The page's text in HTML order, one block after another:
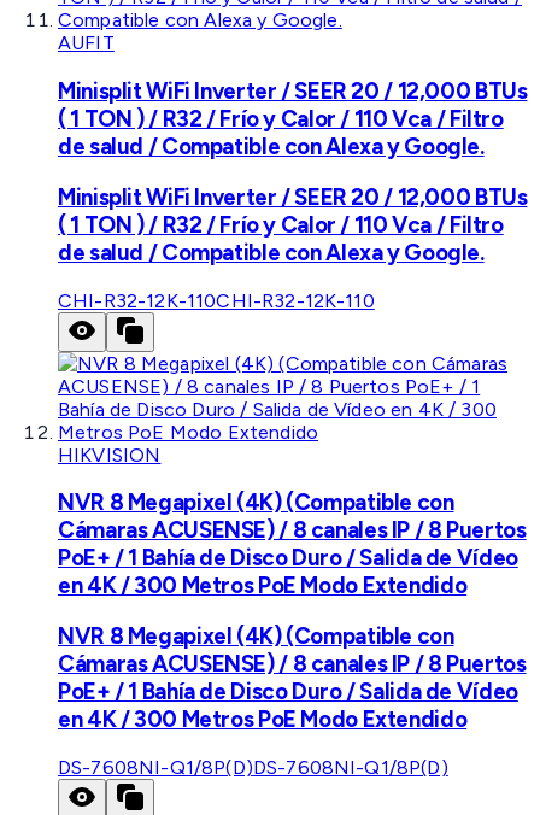
AUFIT
Minisplit WiFi Inverter / SEER 20 / 12,000 BTUs
( 1 TON ) / R32 / Frío y Calor / 110 Vca / Filtro
de salud / Compatible con Alexa y Google.
Minisplit WiFi Inverter / SEER 20 / 12,000 BTUs
( 1 TON ) / R32 / Frío y Calor / 110 Vca / Filtro
de salud / Compatible con Alexa y Google.
CHI-R32-12K-110CHI-R32-12K-110
HIKVISION
NVR 8 Megapixel (4K) (Compatible con
Cámaras ACUSENSE) / 8 canales IP / 8 Puertos
PoE+ / 1 Bahía de Disco Duro / Salida de Vídeo
en 4K / 300 Metros PoE Modo Extendido
NVR 8 Megapixel (4K) (Compatible con
Cámaras ACUSENSE) / 8 canales IP / 8 Puertos
PoE+ / 1 Bahía de Disco Duro / Salida de Vídeo
en 4K / 300 Metros PoE Modo Extendido
DS-7608NI-Q1/8P(D)DS-7608NI-Q1/8P(D)